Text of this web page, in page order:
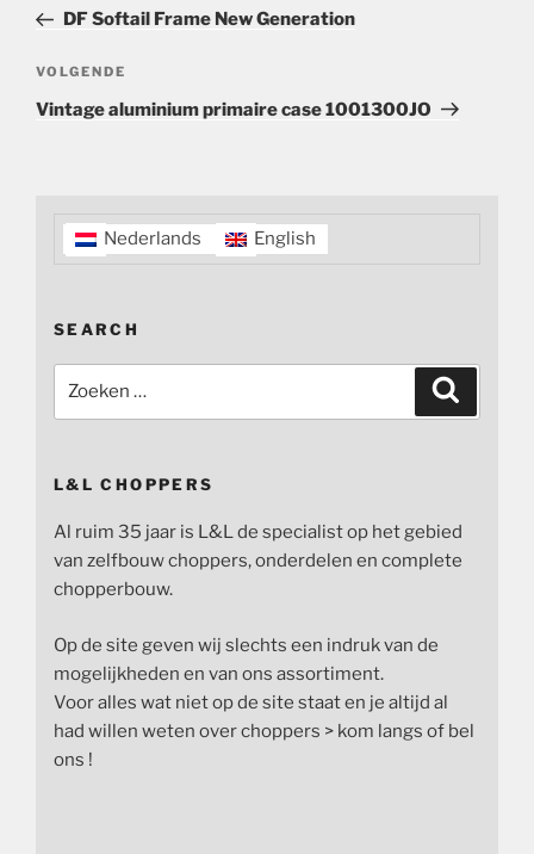
berichtDF Softail Frame New Generation
Volgend
bericht
VOLGENDE
Vintage aluminium primaire case 1001300JO
Nederlands English
SEARCH
naar:
L&L CHOPPERS
Al ruim 35 jaar is L&L de specialist op het gebied
van zelfbouw choppers, onderdelen en complete
chopperbouw.
Op de site geven wij slechts een indruk van de
mogelijkheden en van ons assortiment.
Voor alles wat niet op de site staat en je altijd al
had willen weten over choppers > kom langs of bel
ons !